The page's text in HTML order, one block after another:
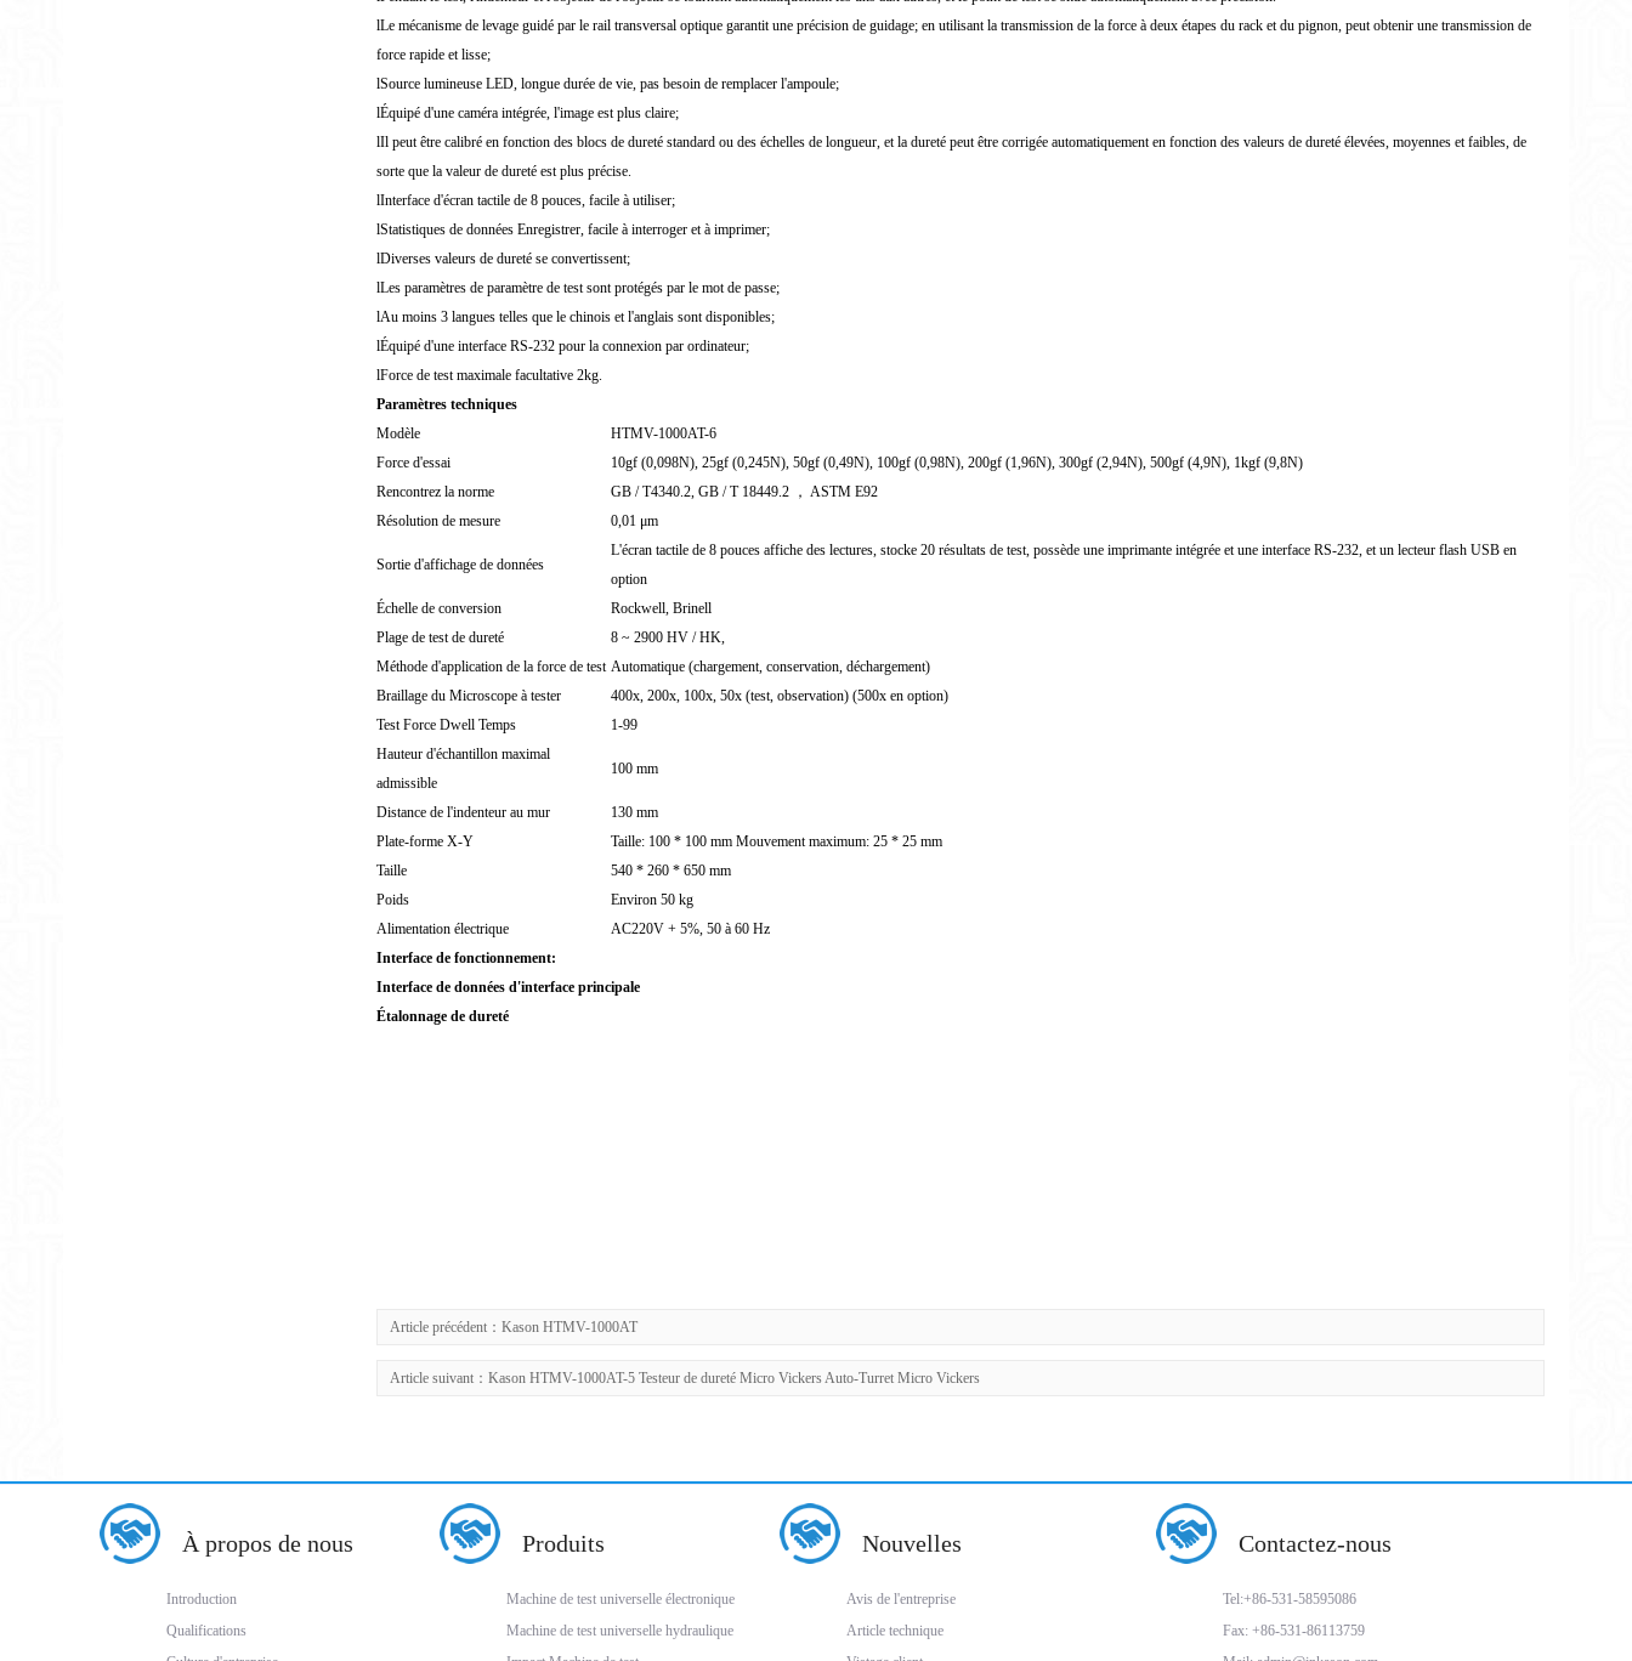
lLe mécanisme de levage guidé par le rail transversal optique garantit une précision de guidage; en utilisant la transmission de la force à deux étapes du rack et du pignon, peut obtenir une transmission de
force rapide et lisse;
lSource lumineuse LED, longue durée de vie, pas besoin de remplacer l'ampoule;
lÉquipé d'une caméra intégrée, l'image est plus claire;
lIl peut être calibré en fonction des blocs de dureté standard ou des échelles de longueur, et la dureté peut être corrigée automatiquement en fonction des valeurs de dureté élevées, moyennes et faibles, de
sorte que la valeur de dureté est plus précise.
lInterface d'écran tactile de 8 pouces, facile à utiliser;
lStatistiques de données Enregistrer, facile à interroger et à imprimer;
lDiverses valeurs de dureté se convertissent;
lLes paramètres de paramètre de test sont protégés par le mot de passe;
lAu moins 3 langues telles que le chinois et l'anglais sont disponibles;
lÉquipé d'une interface RS-232 pour la connexion par ordinateur;
lForce de test maximale facultative 2kg.
Paramètres techniques
Modèle
HTMV-1000AT-6
Force d'essai
10gf (0,098N), 25gf (0,245N), 50gf (0,49N), 100gf (0,98N), 200gf (1,96N), 300gf (2,94N), 500gf (4,9N), 1kgf (9,8N)
Rencontrez la norme
GB / T4340.2, GB / T 18449.2 ， ASTM E92
Résolution de mesure
0,01 μm
Sortie d'affichage de données
L'écran tactile de 8 pouces affiche des lectures, stocke 20 résultats de test, possède une imprimante intégrée et une interface RS-232, et un lecteur flash USB en
option
Échelle de conversion
Rockwell, Brinell
Plage de test de dureté
8 ~ 2900 HV / HK,
Méthode d'application de la force de test Automatique (chargement, conservation, déchargement)
Braillage du Microscope à tester
400x, 200x, 100x, 50x (test, observation) (500x en option)
Test Force Dwell Temps
1-99
Hauteur d'échantillon maximal
admissible
100 mm
Distance de l'indenteur au mur
130 mm
Plate-forme X-Y
Taille: 100 * 100 mm Mouvement maximum: 25 * 25 mm
Taille
540 * 260 * 650 mm
Poids
Environ 50 kg
Alimentation électrique
AC220V + 5%, 50 à 60 Hz
Interface de fonctionnement:
Interface de données d'interface principale
Étalonnage de dureté
Article précédent： Kason HTMV-1000AT
Article suivant： Kason HTMV-1000AT-5 Testeur de dureté Micro Vickers Auto-Turret Micro Vickers
À propos de nous
Introduction
Qualifications
Produits
Machine de test universelle électronique
Machine de test universelle hydraulique
Nouvelles
Avis de l'entreprise
Article technique
Contactez-nous
Tel:+86-531-58595086
Fax: +86-531-86113759